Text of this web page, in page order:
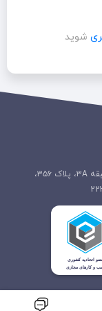
شوید
سعادت آباد، میدان کتاب، مجتمع تجاری اپال، طبقه 3A، پلاک ۳۵۶،